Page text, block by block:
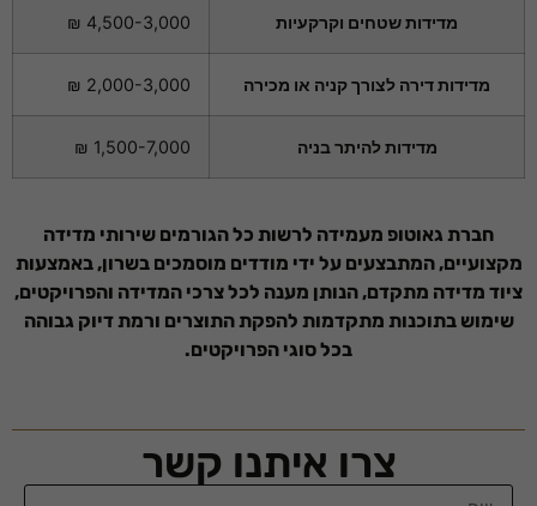
מדידות שטחים וקרקעיות 4,500-3,000 ₪
מדידות דירה לצורך קניה או מכירה 2,000-3,000 ₪
מדידות להיתר בניה 1,500-7,000 ₪
חברת גאוטופ מעמידה לרשות כל הגורמים שירותי מדידה
מקצועיים, המתבצעים על ידי מודדים מוסמכים בשרון, באמצעות
ציוד מדידה מתקדם, הנותן מענה לכל צרכי המדידה והפרויקטים,
שימוש בתוכנות מתקדמות להפקת התוצרים ורמת דיוק גבוהה
בכל סוגי הפרויקטים.
צרו איתנו קשר
הכרחי
קובצי
אופציונליים.
הם נדרשים
להפעלת